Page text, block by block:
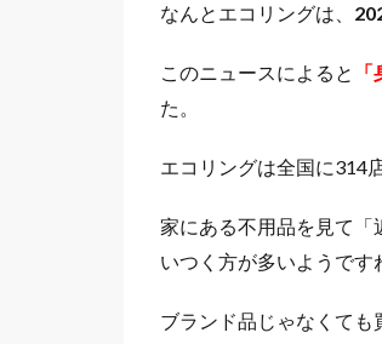
なんとエコリングは、
このニュースによると
た。
エコリングは全国に314
家にある不用品を見て「
いつく方が多いようです
ブランド品じゃなくても